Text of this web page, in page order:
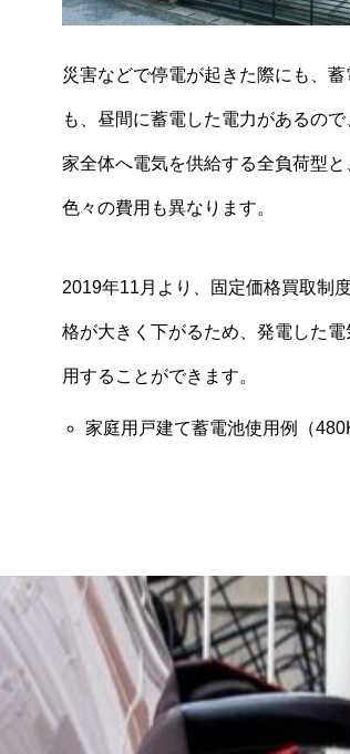
災害などで停電が起きた際にも、
も、昼間に蓄電した電力があるの
家全体へ電気を供給する全負荷型
色々の費用も異なります。
2019年11月より、固定価格買取制
格が大きく下がるため、発電した
用することができます。
家庭用戸建て蓄電池使用例 （